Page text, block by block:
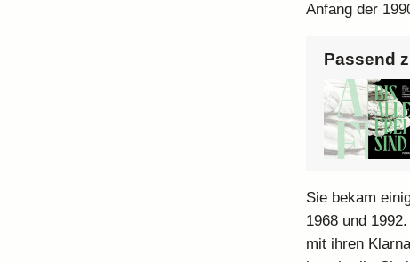
Anfang der
Passend
Sie bekam
1968 und
mit ihren